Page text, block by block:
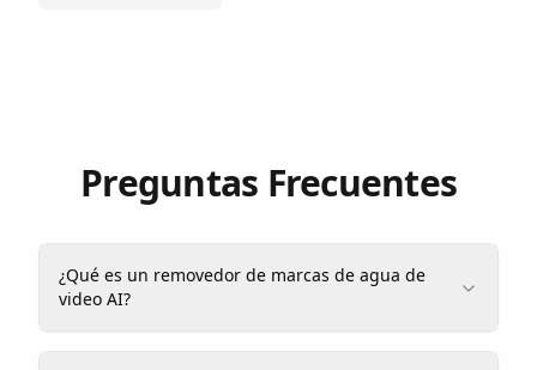
Preguntas Frecuentes
¿Qué es un removedor de marcas de agua de
video AI?